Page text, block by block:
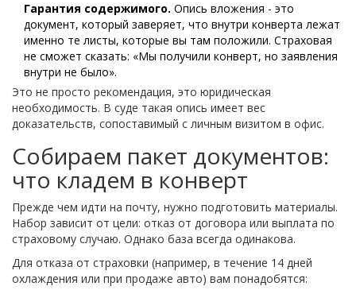
Гарантия содержимого. Опись вложения - это
документ, который заверяет, что внутри конверта лежат
именно те листы, которые вы там положили. Страховая
не сможет сказать: «Мы получили конверт, но заявления
внутри не было».
Это не просто рекомендация, это юридическая
необходимость. В суде такая опись имеет вес
доказательств, сопоставимый с личным визитом в офис.
Собираем пакет документов:
что кладем в конверт
Прежде чем идти на почту, нужно подготовить материалы.
Набор зависит от цели: отказ от договора или выплата по
страховому случаю. Однако база всегда одинакова.
Для отказа от страховки (например, в течение 14 дней
охлаждения или при продаже авто) вам понадобятся: